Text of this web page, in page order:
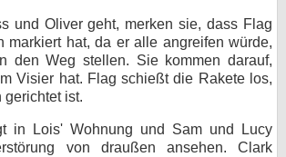
und Oliver geht, merken sie, dass Flag
markiert hat, da er alle angreifen würde,
den Weg stellen. Sie kommen darauf,
Visier hat. Flag schießt die Rakete los,
gerichtet ist.
in Lois' Wohnung und Sam und Lucy
von draußen ansehen. Clark